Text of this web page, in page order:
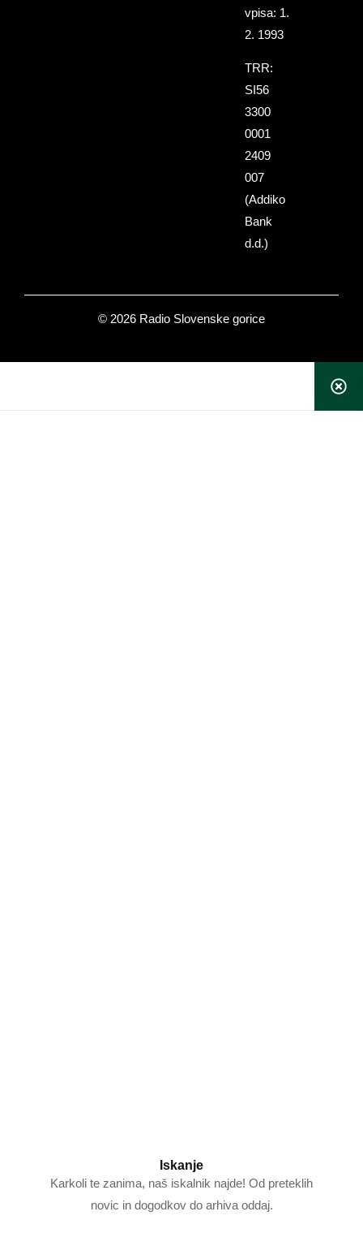
vpisa: 1.
2. 1993
TRR:
SI56
3300
0001
2409
007
(Addiko
Bank
d.d.)
© 2026 Radio Slovenske gorice
Iskanje
Karkoli te zanima, naš iskalnik najde! Od preteklih
novic in dogodkov do arhiva oddaj.